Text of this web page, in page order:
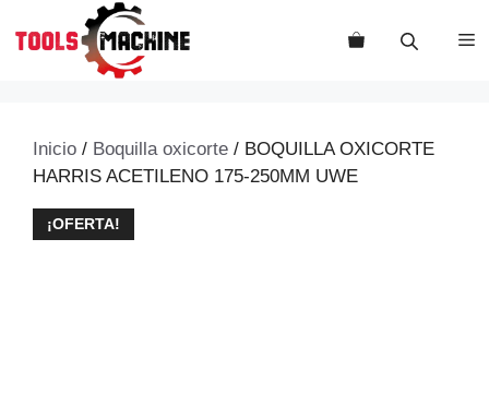
Inicio / Boquilla oxicorte / BOQUILLA OXICORTE
HARRIS ACETILENO 175-250MM UWE
¡OFERTA!